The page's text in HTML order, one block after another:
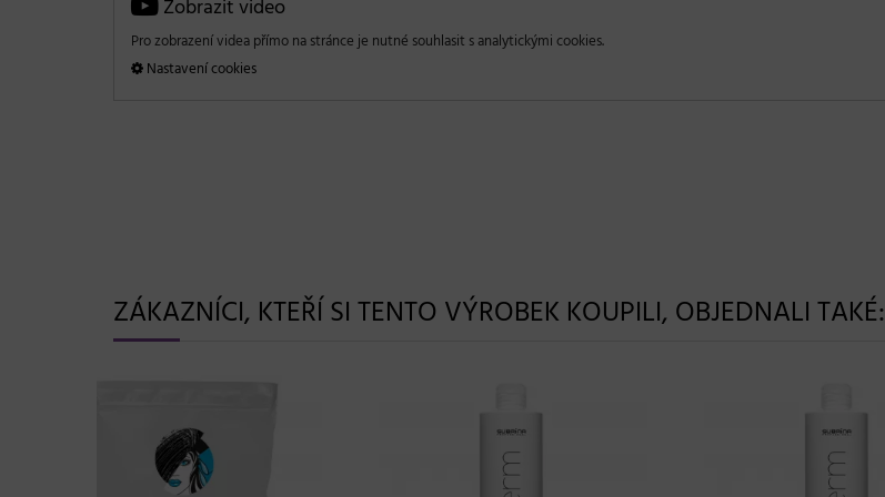
Zobrazit video
Pro zobrazení videa přímo na stránce je nutné souhlasit s analytickými cookies.
Nastavení cookies
ZÁKAZNÍCI, KTEŘÍ SI TENTO VÝROBEK KOUPILI, OBJEDNALI TAKÉ: